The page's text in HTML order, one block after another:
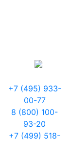
+7 (495) 933-
00-77
8 (800) 100-
93-20
+7 (499) 518-